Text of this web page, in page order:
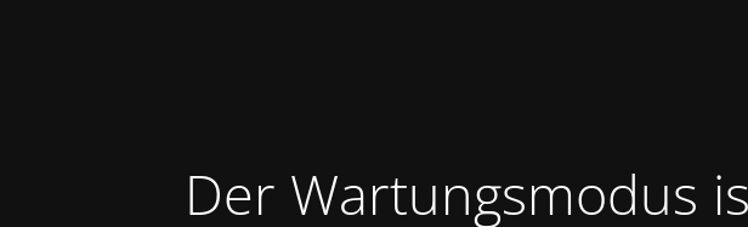
Der Wartungsmodus